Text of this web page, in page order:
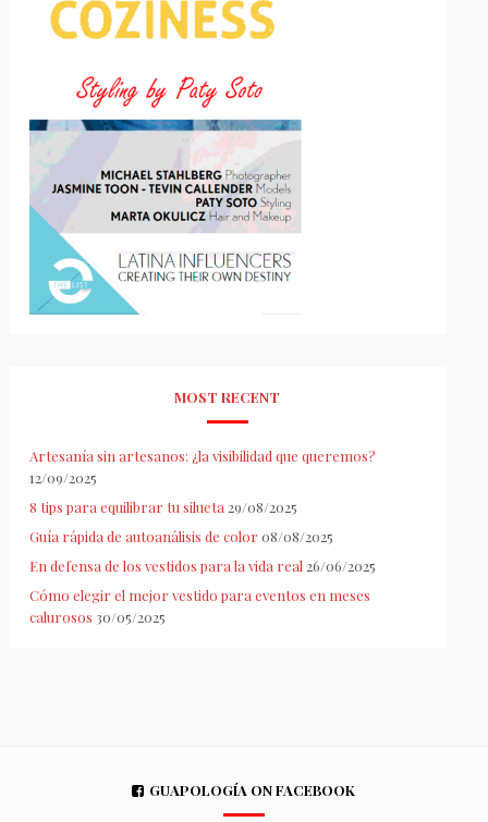
MOST RECENT
Artesanía sin artesanos: ¿la visibilidad que queremos?
12/09/2025
8 tips para equilibrar tu silueta 29/08/2025
Guía rápida de autoanálisis de color 08/08/2025
En defensa de los vestidos para la vida real 26/06/2025
Cómo elegir el mejor vestido para eventos en meses
calurosos 30/05/2025
GUAPOLOGÍA ON FACEBOOK